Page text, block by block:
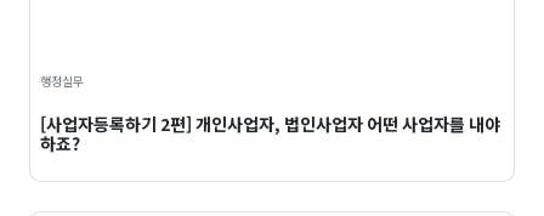
행정실무
[사업자등록하기 2편] 개인사업자, 법인사업자 어떤 사업자를 내야
하죠?